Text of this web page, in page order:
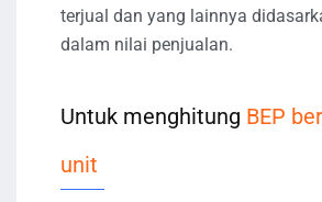
terjual dan yang lainnya
dalam nilai penjualan.
Untuk menghitung BEP
unit